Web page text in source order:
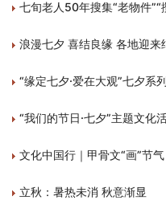
七旬老人50年搜集“老物件”“
浪漫七夕 喜结良缘 各地迎来
“缘定七夕·爱在大观”七夕系
“我们的节日·七夕”主题文化
文化中国行｜甲骨文“画”节
立秋：暑热未消 秋意渐显